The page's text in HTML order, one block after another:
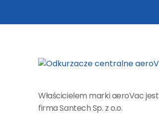
Właścicielem marki aeroVac jest
firma Santech Sp. z o.o.